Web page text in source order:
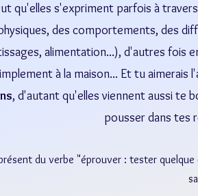
qu'elles s'expriment parfois à
des comportements, des
alimentation...), d'autres fois
à la maison... Et tu aimerais
, d'autant qu'elles viennent aussi te
pousser dans tes
du verbe "éprouver : tester